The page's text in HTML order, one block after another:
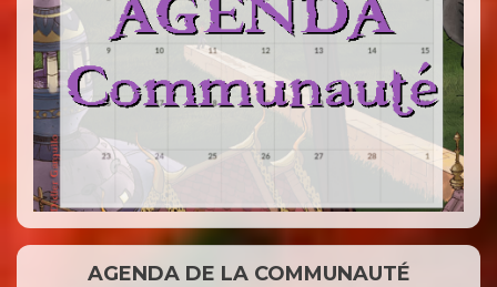
AGENDA DE LA COMMUNAUTÉ